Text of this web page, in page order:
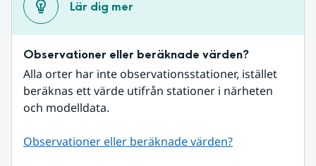
Lär dig mer
Observationer eller beräknade värden?
Alla orter har inte observationsstationer, istället
beräknas ett värde utifrån stationer i närheten
och modelldata.
Observationer eller beräknade värden?